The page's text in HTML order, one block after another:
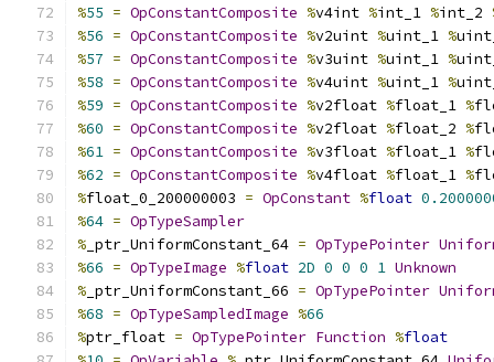
%55 = OpConstantComposite %v4int %int_1 %int_2
%56 = OpConstantComposite %v2uint %uint_1 %
%57 = OpConstantComposite %v3uint %uint_1 %
%58 = OpConstantComposite %v4uint %uint_1 %
%59 = OpConstantComposite %v2float %float_1 %
%60 = OpConstantComposite %v2float %float_2 %
%61 = OpConstantComposite %v3float %float_1 %
%62 = OpConstantComposite %v4float %float_1 %
%float_0_200000003 = OpConstant %float
%64 = OpTypeSampler
% _ptr_UniformConstant_64 = OpTypePointer
%66 = OpTypeImage %float 2D 0 0 0 1 Unknown
% _ptr_UniformConstant_66 = OpTypePointer
%68 = OpTypeSampledImage %66
%ptr_float = OpTypePointer Function %float